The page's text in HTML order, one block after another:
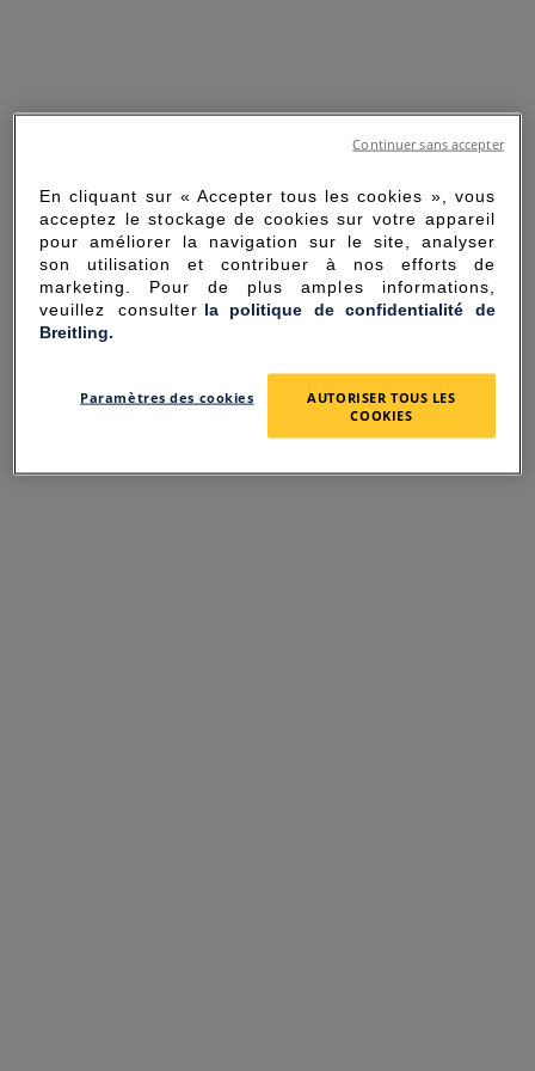
SORRY FOR THE
INCONVENIENCE
UNEXPECTED ERROR OCCURRED.
En cliquant sur « Accepter tous les cookies », vous
acceptez le stockage de cookies sur votre appareil
pour améliorer la navigation sur le site, analyser
son utilisation et contribuer à nos efforts de
marketing. Pour de plus amples informations,
veuillez consulter la politique de confidentialité de
Breitling.
Paramètres des cookies
AUTORISER TOUS LES
COOKIES
Continuer sans accepter